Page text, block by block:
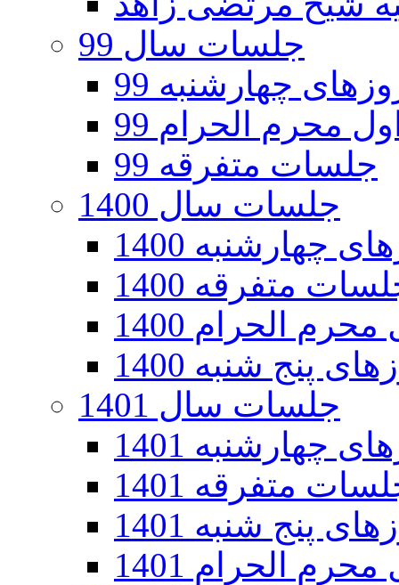
جلسات سال 99
چهارشنبه 99
محرم الحرام 99
جلسات متفرقه 99
جلسات سال 1400
چهارشنبه 1400
متفرقه 1400
الحرام 1400
پنج شنبه 1400
جلسات سال 1401
چهارشنبه 1401
متفرقه 1401
پنج شنبه 1401
الحرام 1401